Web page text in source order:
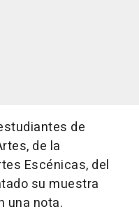
de
de la
Escénicas, del
su muestra
una nota.